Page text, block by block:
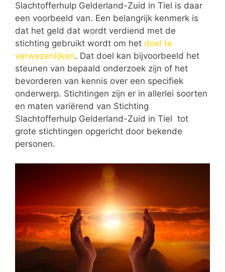
Slachtofferhulp Gelderland-Zuid in Tiel is daar
een voorbeeld van. Een belangrijk kenmerk is
dat het geld dat wordt verdiend met de
stichting gebruikt wordt om het doel te
verwezenlijken. Dat doel kan bijvoorbeeld het
steunen van bepaald onderzoek zijn of het
bevorderen van kennis over een specifiek
onderwerp. Stichtingen zijn er in allerlei soorten
en maten variërend van Stichting
Slachtofferhulp Gelderland-Zuid in Tiel tot
grote stichtingen opgericht door bekende
personen.